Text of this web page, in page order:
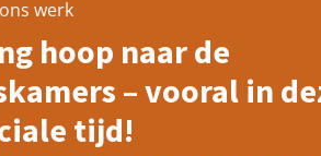
werk
hoop naar de
– vooral in
tijd!